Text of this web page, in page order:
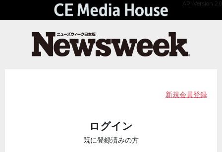
API Version 2.0
新規会員登録
ログイン
既に登録済みの方